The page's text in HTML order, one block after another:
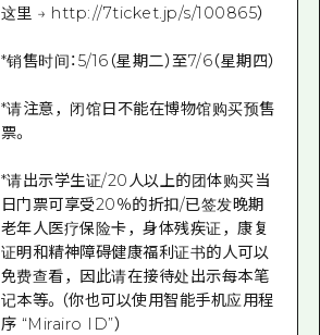
这里 → http://7ticket.jp/s/100865）
*销售时间：5/16（星期二）至7/6（星期四）
*请注意，闭馆日不能在博物馆购买预售
票。
*请出示学生证/20人以上的团体购买当
日门票可享受20％的折扣/已签发晚期
老年人医疗保险卡，身体残疾证，康复
证明和精神障碍健康福利证书的人可以
免费查看，因此请在接待处出示每本笔
记本等。（你也可以使用智能手机应用程
序 “Mirairo ID”）